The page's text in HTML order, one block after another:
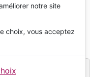
pouvoirs
notre site
choix, vous acceptez